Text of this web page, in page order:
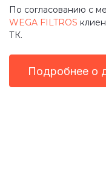
По согласованию с
WEGA FILTROS
ТК.
Подробнее о